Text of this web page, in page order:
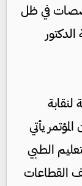
في ظل
لنقابة
يأتي
الطبي
القطاعات